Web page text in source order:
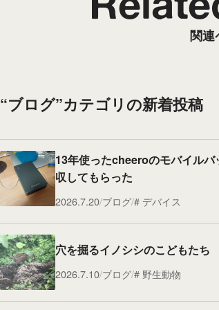
関連
“ブログ”カテゴリの新着投稿
13年使ったcheeroのモバイル
収してもらった
2026.7.20 ブログ デバイス
穴を掘るイノシシのこどもたち
2026.7.10 ブログ 野生動物